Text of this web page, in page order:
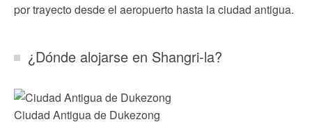
por trayecto desde el aeropuerto hasta la ciudad antigua.
¿Dónde alojarse en Shangri-la?
Ciudad Antigua de Dukezong